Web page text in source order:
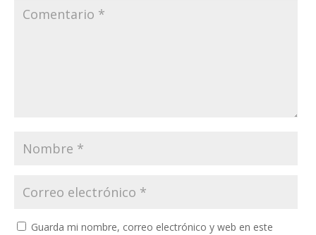
Guarda mi nombre, correo electrónico y web en este